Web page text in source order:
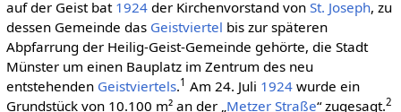
auf der Geist bat 1924der Kirchenvorstand von St. Joseph, zu
dessen Gemeinde das Geistviertel bis zur späteren
Abpfarrung der Heilig-Geist-Gemeinde gehörte, die Stadt
Münster um einen Bauplatz im Zentrum des neu
entstehenden Geistviertels.1 Am 24. Juli 1924wurde ein
Grundstück von 10.100 m² an der „ Metzer Straße“ zugesagt.2